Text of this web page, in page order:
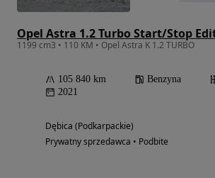
Opel Astra 1.2 Turbo Start/Stop
1199 cm3 • 110 KM • Opel Astra K 1.2 TURBO
105 840 km Benzyna
2021
Dębica (Podkarpackie)
Prywatny sprzedawca • Podbite